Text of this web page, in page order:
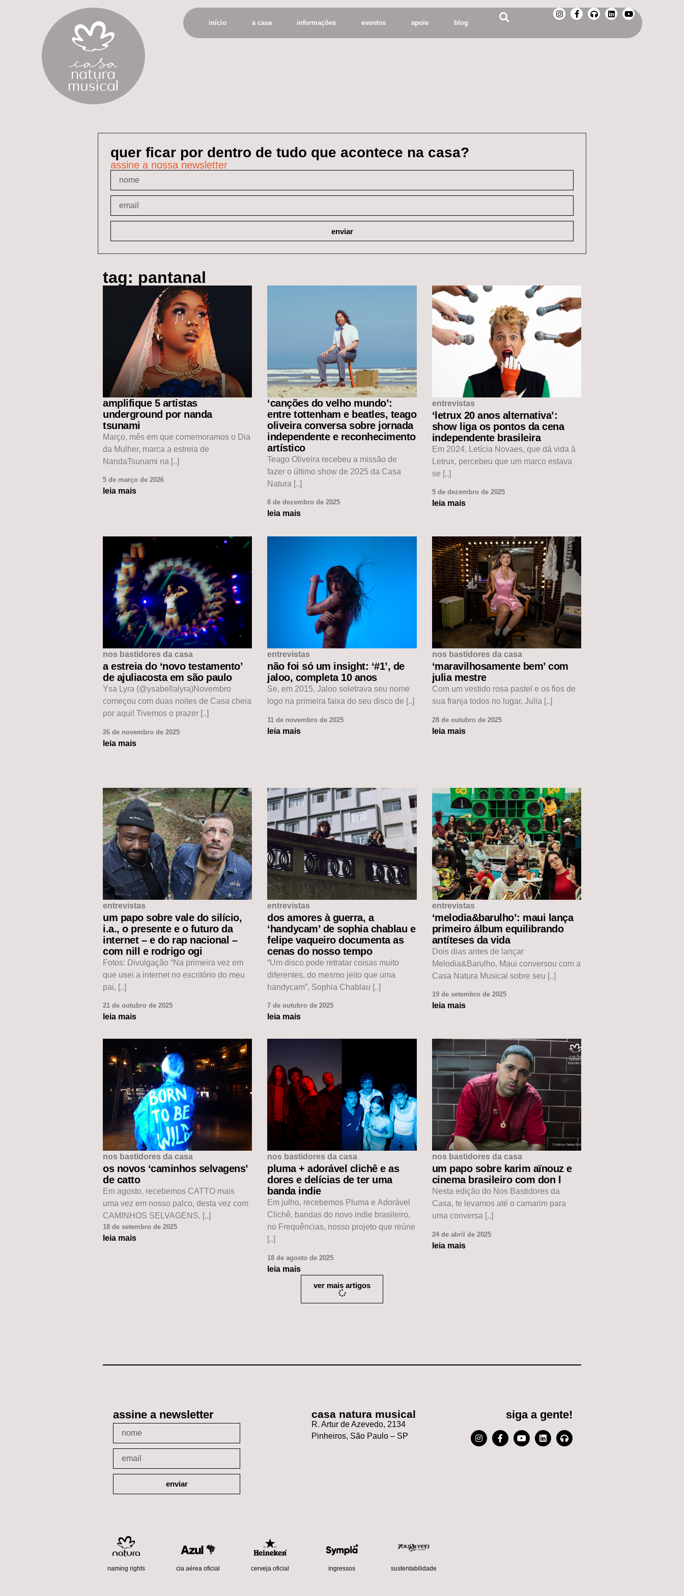
início a casa informações eventos apoie blog
quer ficar por dentro de tudo que acontece na casa?
assine a nossa newsletter
enviar
tag: pantanal
amplifique 5 artistas
underground por nanda
tsunami
Março, mês em que comemoramos o Dia
da Mulher, marca a estreia de
NandaTsunami na [..]
5 de março de 2026
leia mais
‘canções do velho mundo’:
entre tottenham e beatles, teago
oliveira conversa sobre jornada
independente e reconhecimento
artístico
Teago Oliveira recebeu a missão de
fazer o último show de 2025 da Casa
Natura [..]
8 de dezembro de 2025
leia mais
entrevistas
‘letrux 20 anos alternativa’:
show liga os pontos da cena
independente brasileira
Em 2024, Letícia Novaes, que dá vida à
Letrux, percebeu que um marco estava
se [..]
5 de dezembro de 2025
leia mais
nos bastidores da casa
a estreia do ‘novo testamento’
de ajuliacosta em são paulo
Ysa Lyra (@ysabellalyra)Novembro
começou com duas noites de Casa cheia
por aqui! Tivemos o prazer [..]
26 de novembro de 2025
leia mais
entrevistas
não foi só um insight: ‘#1’, de
jaloo, completa 10 anos
Se, em 2015, Jaloo soletrava seu nome
logo na primeira faixa do seu disco de [..]
11 de novembro de 2025
leia mais
nos bastidores da casa
‘maravilhosamente bem’ com
julia mestre
Com um vestido rosa pastel e os fios de
sua franja todos no lugar, Julia [..]
28 de outubro de 2025
leia mais
entrevistas
um papo sobre vale do silício,
i.a., o presente e o futuro da
internet – e do rap nacional –
com nill e rodrigo ogi
Fotos: Divulgação “Na primeira vez em
que usei a internet no escritório do meu
pai, [..]
21 de outubro de 2025
leia mais
entrevistas
dos amores à guerra, a
‘handycam’ de sophia chablau e
felipe vaqueiro documenta as
cenas do nosso tempo
“Um disco pode retratar coisas muito
diferentes, do mesmo jeito que uma
handycam”, Sophia Chablau [..]
7 de outubro de 2025
leia mais
entrevistas
‘melodia&barulho’: maui lança
primeiro álbum equilibrando
antíteses da vida
Dois dias antes de lançar
Melodia&Barulho, Maui conversou com a
Casa Natura Musical sobre seu [..]
19 de setembro de 2025
leia mais
nos bastidores da casa
os novos ‘caminhos selvagens’
de catto
Em agosto, recebemos CATTO mais
uma vez em nosso palco, desta vez com
CAMINHOS SELVAGENS, [..]
18 de setembro de 2025
leia mais
nos bastidores da casa
pluma + adorável clichê e as
dores e delícias de ter uma
banda indie
Em julho, recebemos Pluma e Adorável
Clichê, bandas do novo indie brasileiro,
no Frequências, nosso projeto que reúne
[..]
18 de agosto de 2025
leia mais
nos bastidores da casa
um papo sobre karim aïnouz e
cinema brasileiro com don l
Nesta edição do Nos Bastidores da
Casa, te levamos até o camarim para
uma conversa [..]
24 de abril de 2025
leia mais
ver mais artigos
assine a newsletter
enviar
casa natura musical
R. Artur de Azevedo, 2134
Pinheiros, São Paulo – SP
siga a gente!
naming rights cia aérea oficial cerveja oficial ingressos sustentabilidade